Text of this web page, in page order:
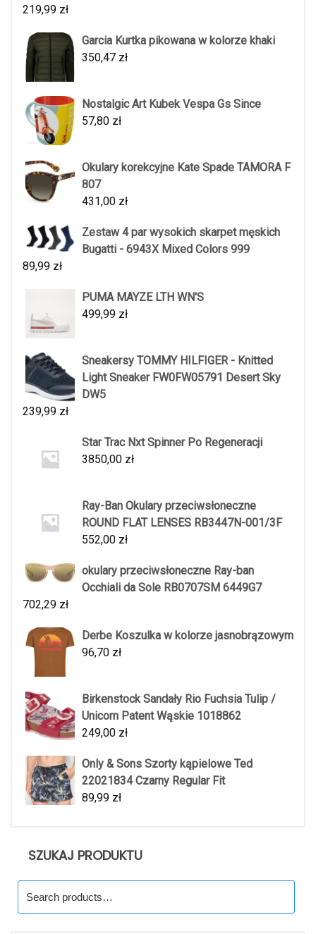
219,99 zł
Garcia Kurtka pikowana w kolorze khaki
350,47 zł
Nostalgic Art Kubek Vespa Gs Since
57,80 zł
Okulary korekcyjne Kate Spade TAMORA F
807
431,00 zł
Zestaw 4 par wysokich skarpet męskich
Bugatti - 6943X Mixed Colors 999
89,99 zł
PUMA MAYZE LTH WN'S
499,99 zł
Sneakersy TOMMY HILFIGER - Knitted
Light Sneaker FW0FW05791 Desert Sky
DW5
239,99 zł
Star Trac Nxt Spinner Po Regeneracji
3850,00 zł
Ray-Ban Okulary przeciwsłoneczne
ROUND FLAT LENSES RB3447N-001/3F
552,00 zł
okulary przeciwsłoneczne Ray-ban
Occhiali da Sole RB0707SM 6449G7
702,29 zł
Derbe Koszulka w kolorze jasnobrązowym
96,70 zł
Birkenstock Sandały Rio Fuchsia Tulip /
Unicorn Patent Wąskie 1018862
249,00 zł
Only & Sons Szorty kąpielowe Ted
22021834 Czarny Regular Fit
89,99 zł
SZUKAJ PRODUKTU
for: